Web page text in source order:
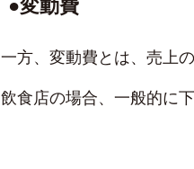
●変動費
一方、変動費とは、売上
飲食店の場合、一般的に